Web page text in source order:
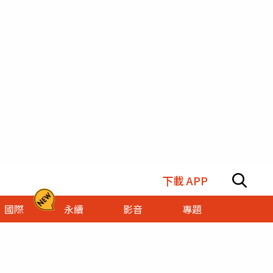
下載 APP
國際 永續 影音
專題